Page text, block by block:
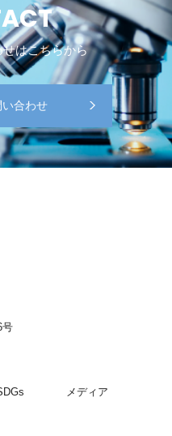
はこちらから
い合わせ
号
メディア